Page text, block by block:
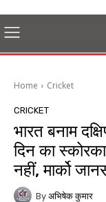
Home Cricket
CRICKET
भारत बनाम
दिन का
नहीं, मार्को
By अभिषेक कुमार